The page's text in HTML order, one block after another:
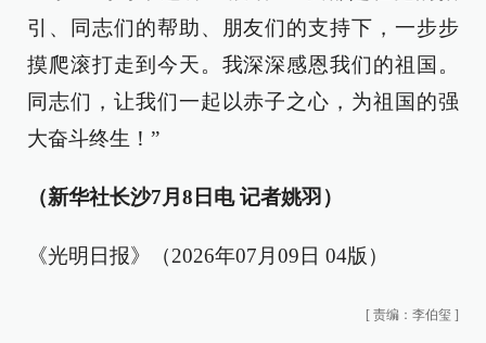
引、同志们的帮助、朋友们的支持下，一步步
摸爬滚打走到今天。我深深感恩我们的祖国。
同志们，让我们一起以赤子之心，为祖国的强
大奋斗终生！”
（新华社长沙7月8日电 记者姚羽）
《光明日报》（2026年07月09日 04版）
[ 责编：李伯玺 ]